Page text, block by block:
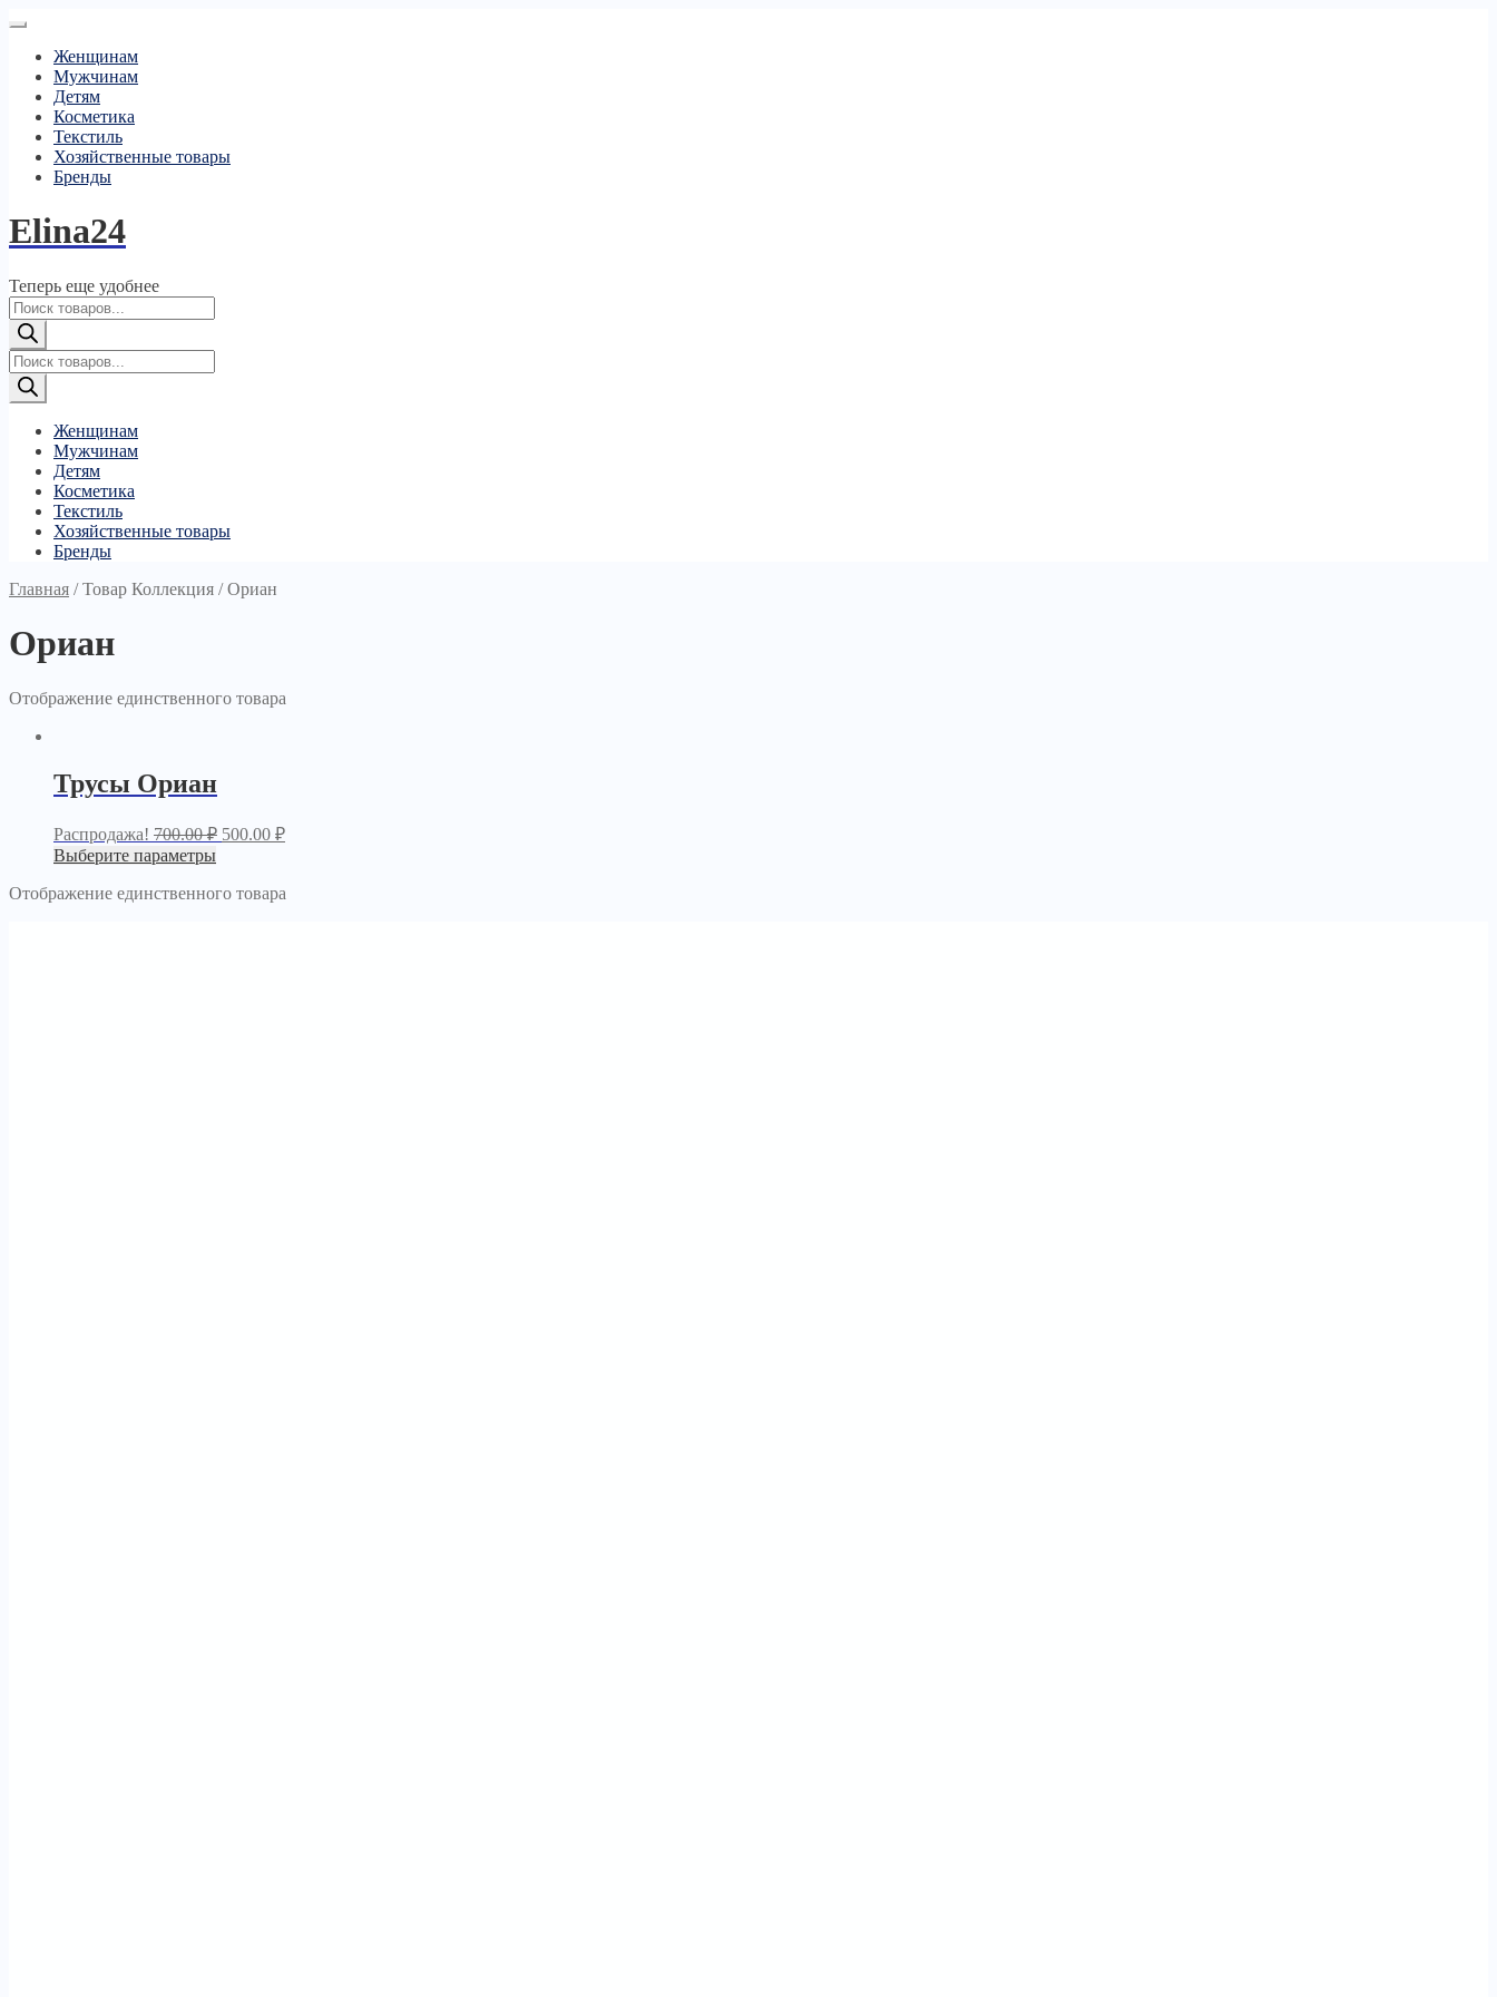
Женщинам
Мужчинам
Детям
Косметика
Текстиль
Хозяйственные товары
Бренды
Elina24
Теперь еще удобнее
Поиск
товаров
Поиск
товаров
Женщинам
Мужчинам
Детям
Косметика
Текстиль
Хозяйственные товары
Бренды
Главная /Товар Коллекция /Ориан
Ориан
Отображение единственного товара
Трусы Ориан
Распродажа! 700.00₽ 500.00 ₽
Выберите параметры
Отображение единственного товара